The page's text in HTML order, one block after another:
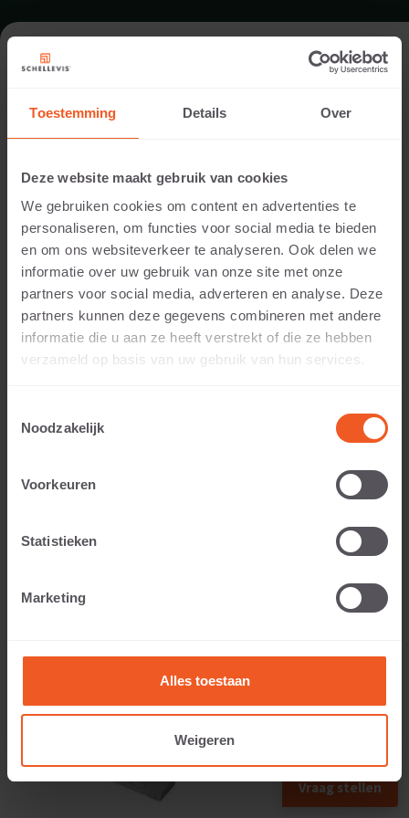
Toestemming Details Over
Deze website maakt gebruik van cookies
We gebruiken cookies om content en advertenties te
personaliseren, om functies voor social media te bieden
en om ons websiteverkeer te analyseren. Ook delen we
informatie over uw gebruik van onze site met onze
partners voor social media, adverteren en analyse. Deze
partners kunnen deze gegevens combineren met andere
informatie die u aan ze heeft verstrekt of die ze hebben
verzameld op basis van uw gebruik van hun services.
Noodzakelijk
Voorkeuren
Statistieken
Marketing
Alles toestaan
Weigeren
FORMAAT - OPSLUITING 100X20
ASSORTIMENT OPSLUITINGEN
5 CM DIKTE
Vraag stellen